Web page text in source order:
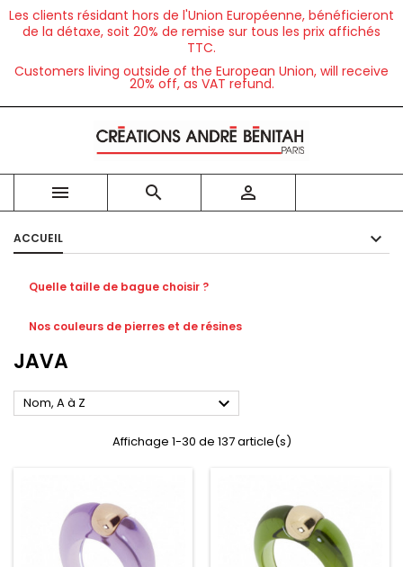
Les clients résidant hors de l'Union Européenne, bénéficieront
de la détaxe, soit 20% de remise sur tous les prix affichés
TTC.
Customers living outside of the European Union, will receive
20% off, as VAT refund.
  
ACCUEIL
Quelle taille de bague choisir ?
Nos couleurs de pierres et de résines
JAVA
Nom, A à Z 
Affichage 1-30 de 137 article(s)